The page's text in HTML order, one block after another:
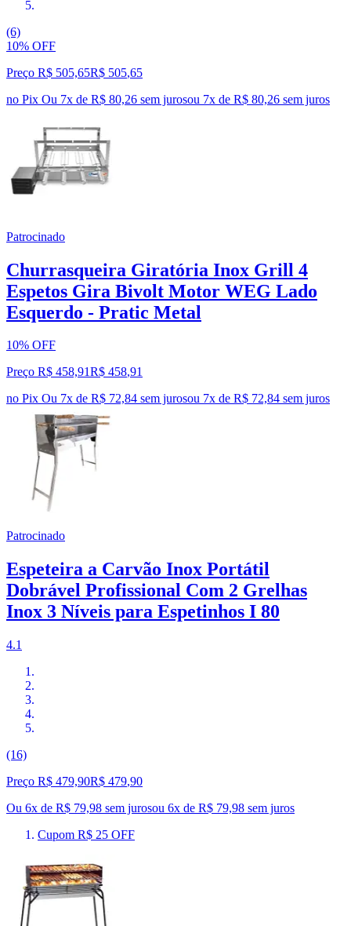
(6)
10% OFF
Preço R$ 505,65R$ 505,65
no Pix Ou 7x de R$ 80,26 sem jurosou 7x de R$ 80,26 sem juros
Patrocinado
Churrasqueira Giratória Inox Grill 4
Espetos Gira Bivolt Motor WEG Lado
Esquerdo - Pratic Metal
10% OFF
Preço R$ 458,91R$ 458,91
no Pix Ou 7x de R$ 72,84 sem jurosou 7x de R$ 72,84 sem juros
Patrocinado
Espeteira a Carvão Inox Portátil
Dobrável Profissional Com 2 Grelhas
Inox 3 Níveis para Espetinhos I 80
4.1
(16)
Preço R$ 479,90R$ 479,90
Ou 6x de R$ 79,98 sem jurosou 6x de R$ 79,98 sem juros
Cupom R$ 25 OFF